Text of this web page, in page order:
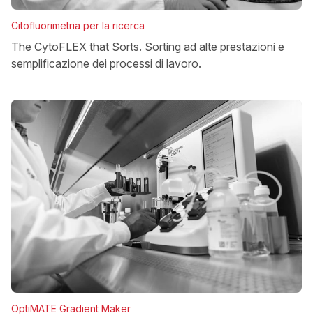
Citofluorimetria per la ricerca
The CytoFLEX that Sorts. Sorting ad alte prestazioni e
semplificazione dei processi di lavoro.
OptiMATE Gradient Maker